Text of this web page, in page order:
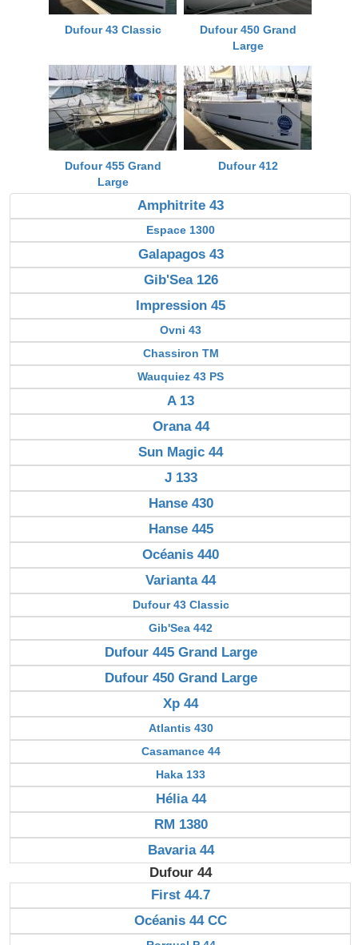
Dufour 43 Classic
Dufour 450 Grand
Large
Dufour 455 Grand
Large
Dufour 412
Amphitrite 43
Espace 1300
Galapagos 43
Gib'Sea 126
Impression 45
Ovni 43
Chassiron TM
Wauquiez 43 PS
A 13
Orana 44
Sun Magic 44
J 133
Hanse 430
Hanse 445
Océanis 440
Varianta 44
Dufour 43 Classic
Gib'Sea 442
Dufour 445 Grand Large
Dufour 450 Grand Large
Xp 44
Atlantis 430
Casamance 44
Haka 133
Hélia 44
RM 1380
Bavaria 44
Dufour 44
First 44.7
Océanis 44 CC